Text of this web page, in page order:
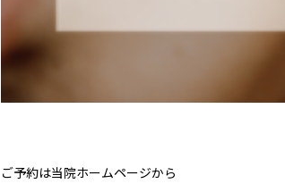
ご予約は当院ホームページから